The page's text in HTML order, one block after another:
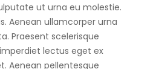
ut urna eu molestie.
Aenean ullamcorper urna
Praesent scelerisque
lectus eget ex
Aenean pellentesque